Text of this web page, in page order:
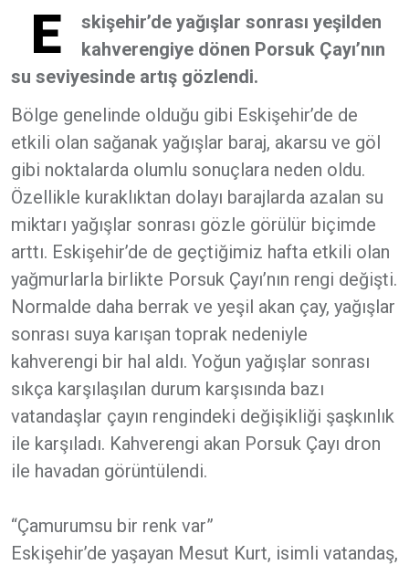
E
skişehir’de yağışlar sonrası yeşilden
kahverengiye dönen Porsuk Çayı’nın
su seviyesinde artış gözlendi.
Bölge genelinde olduğu gibi Eskişehir’de de
etkili olan sağanak yağışlar baraj, akarsu ve göl
gibi noktalarda olumlu sonuçlara neden oldu.
Özellikle kuraklıktan dolayı barajlarda azalan su
miktarı yağışlar sonrası gözle görülür biçimde
arttı. Eskişehir’de de geçtiğimiz hafta etkili olan
yağmurlarla birlikte Porsuk Çayı’nın rengi değişti.
Normalde daha berrak ve yeşil akan çay, yağışlar
sonrası suya karışan toprak nedeniyle
kahverengi bir hal aldı. Yoğun yağışlar sonrası
sıkça karşılaşılan durum karşısında bazı
vatandaşlar çayın rengindeki değişikliği şaşkınlık
ile karşıladı. Kahverengi akan Porsuk Çayı dron
ile havadan görüntülendi.
“Çamurumsu bir renk var”
Eskişehir’de yaşayan Mesut Kurt, isimli vatandaş,